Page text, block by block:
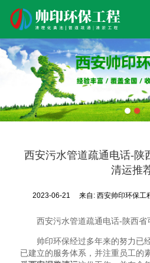
首页 清理工程 清淤工程 污泥工程
西安污水管道疏通电话-陕
清运推
2023-06-21 来自:西安帅印环保工
西安污水管道疏通电话-陕西
帅印环保经过多年来的努力已
已建立的服务体系，并注重员工的